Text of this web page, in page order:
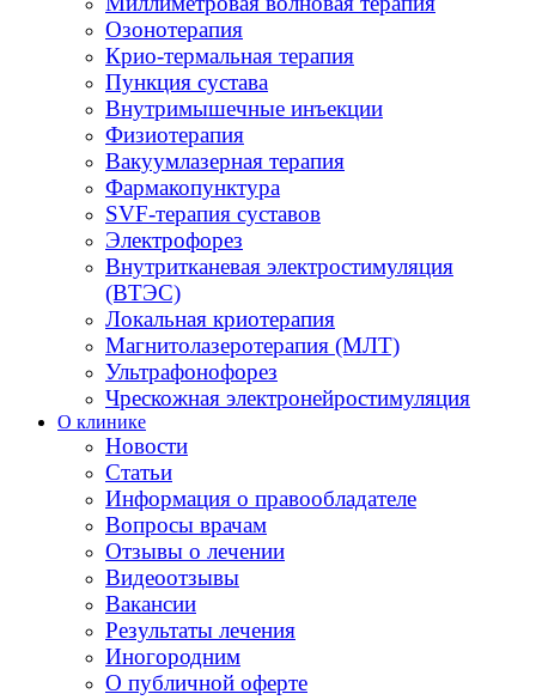
Озонотерапия
Крио-термальная терапия
Пункция сустава
Внутримышечные инъекции
Физиотерапия
Вакуумлазерная терапия
Фармакопунктура
SVF-терапия суставов
Электрофорез
Внутритканевая электростимуляция
(ВТЭС)
Локальная криотерапия
Магнитолазеротерапия (МЛТ)
Ультрафонофорез
Чрескожная электронейростимуляция
О клинике
Новости
Статьи
Информация о правообладателе
Вопросы врачам
Отзывы о лечении
Видеоотзывы
Вакансии
Результаты лечения
Иногородним
О публичной оферте